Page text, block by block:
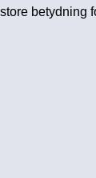
store betydning